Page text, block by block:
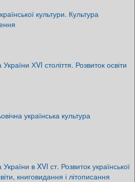
культури. Культура
України ХVI століття. Розвиток освіти
українська культура
України в XVI ст. Розвиток української
книговидання і літописання